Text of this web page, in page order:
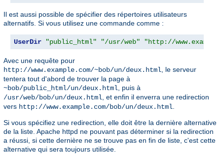
Il est aussi possible de spécifier des répertoires utilisateurs
alternatifs. Si vous utilisez une commande comme :
UserDir "public_html" "/usr/web" "http://
Avec une requête pour
http://www.example.com/~bob/un/deux.html , le serveur
tentera tout d'abord de trouver la page à
~bob/public_html/un/deux.html , puis à
/usr/web/bob/un/deux.html , et enfin il enverra une redirection
vers http://www.example.com/bob/un/deux.html
Si vous spécifiez une redirection, elle doit être la dernière alternative
de la liste. Apache httpd ne pouvant pas déterminer si la redirection
a réussi, si cette dernière ne se trouve pas en fin de liste, c'est cette
alternative qui sera toujours utilisée.